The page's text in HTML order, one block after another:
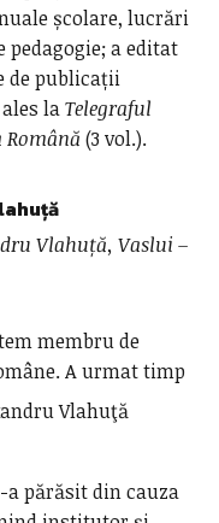
școlare, lucrări
pedagogie; a editat
de publicații
laTelegraful
Română (3 vol.).
Vlahuță, Vaslui –
membru de
A urmat timp
a părăsit din cauza